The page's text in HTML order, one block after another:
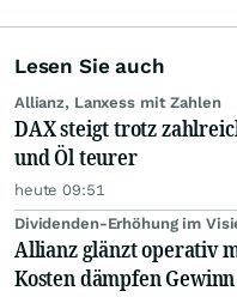
Lesen Sie auch
Allianz, Lanxess mit Zahlen
DAX steigt trotz
und Öl teurer
heute 09:51
Dividenden-Erhöhung im
Allianz glänzt operativ
Kosten dämpfen Gewinn